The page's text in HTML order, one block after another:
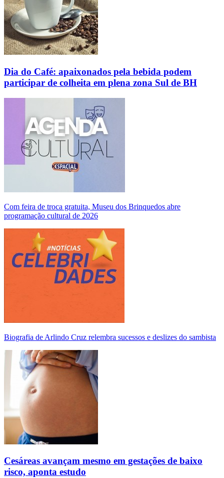
Dia do Café: apaixonados pela bebida podem
participar de colheita em plena zona Sul de BH
Com feira de troca gratuita, Museu dos Brinquedos abre
programação cultural de 2026
Biografia de Arlindo Cruz relembra sucessos e deslizes do sambista
Cesáreas avançam mesmo em gestações de baixo
risco, aponta estudo